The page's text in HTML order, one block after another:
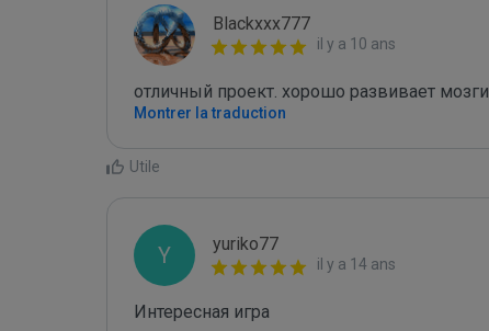
Blackxxx777
il y a 10 ans
отличный проект. хорошо развивает мозги
Montrer la traduction
Utile
Y yuriko77
il y a 14 ans
Интересная игра